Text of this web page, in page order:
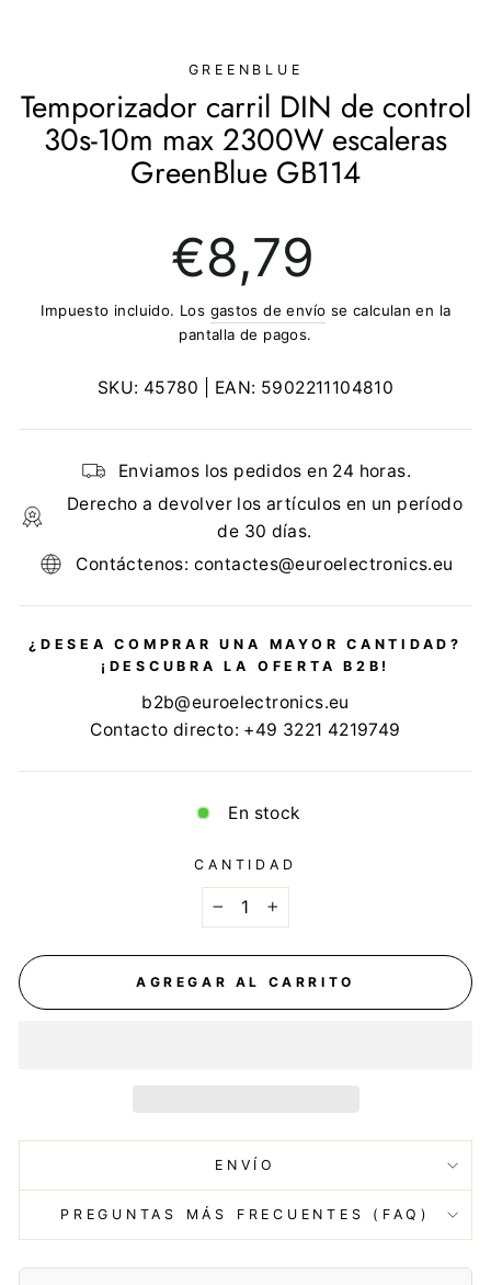
GREENBLUE
Temporizador carril DIN de control
30s-10m max 2300W escaleras
GreenBlue GB114
regular
€8,79
Impuesto incluido. Los gastos de envío se calculan en la
pantalla de pagos.
SKU: 45780 | EAN: 5902211104810
Enviamos los pedidos en 24 horas.
Derecho a devolver los artículos en un período
de 30 días.
Contáctenos: contactes@euroelectronics.eu
¿DESEA COMPRAR UNA MAYOR CANTIDAD?
¡DESCUBRA LA OFERTA B2B!
b2b@euroelectronics.eu
Contacto directo: +49 3221 4219749
En stock
CANTIDAD
+
AGREGAR AL CARRITO
ENVÍO
PREGUNTAS MÁS FRECUENTES (FAQ)